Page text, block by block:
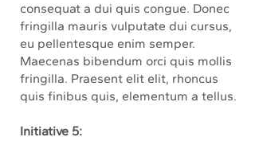
consequat a dui quis congue. Donec
fringilla mauris vulputate dui cursus,
eu pellentesque enim semper.
Maecenas bibendum orci quis mollis
fringilla. Praesent elit elit, rhoncus
quis finibus quis, elementum a tellus.
Initiative 5: